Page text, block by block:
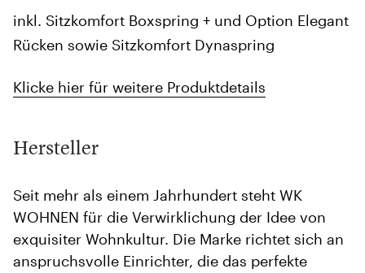
inkl. Sitzkomfort Boxspring + und Option Elegant
Rücken sowie Sitzkomfort Dynaspring
Klicke hier für weitere Produktdetails
Hersteller
Seit mehr als einem Jahrhundert steht WK
WOHNEN für die Verwirklichung der Idee von
exquisiter Wohnkultur. Die Marke richtet sich an
anspruchsvolle Einrichter, die das perfekte